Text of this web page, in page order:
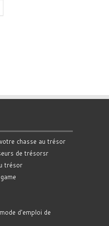
chasse au trésor
de trésorsr
trésor
d'emploi de